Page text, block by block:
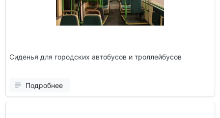
Сиденья для городских автобусов и троллейбусов
Подробнее